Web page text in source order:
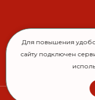
Для повышения
сайту подключен